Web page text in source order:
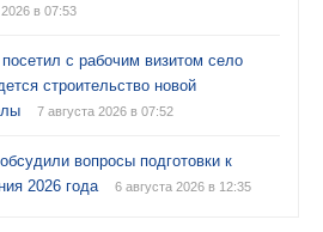
в 07:53
с рабочим визитом село
строительство новой
7 августа 2026 в 07:52
вопросы подготовки к
2026 года
6 августа 2026 в 12:35